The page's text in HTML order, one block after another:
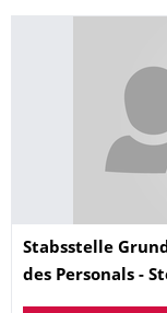
Name
Stabsstelle
des Personals -